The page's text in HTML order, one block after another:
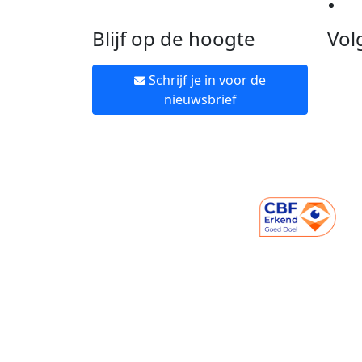
Blijf op de hoogte
Schrijf je in voor de
nieuwsbrief